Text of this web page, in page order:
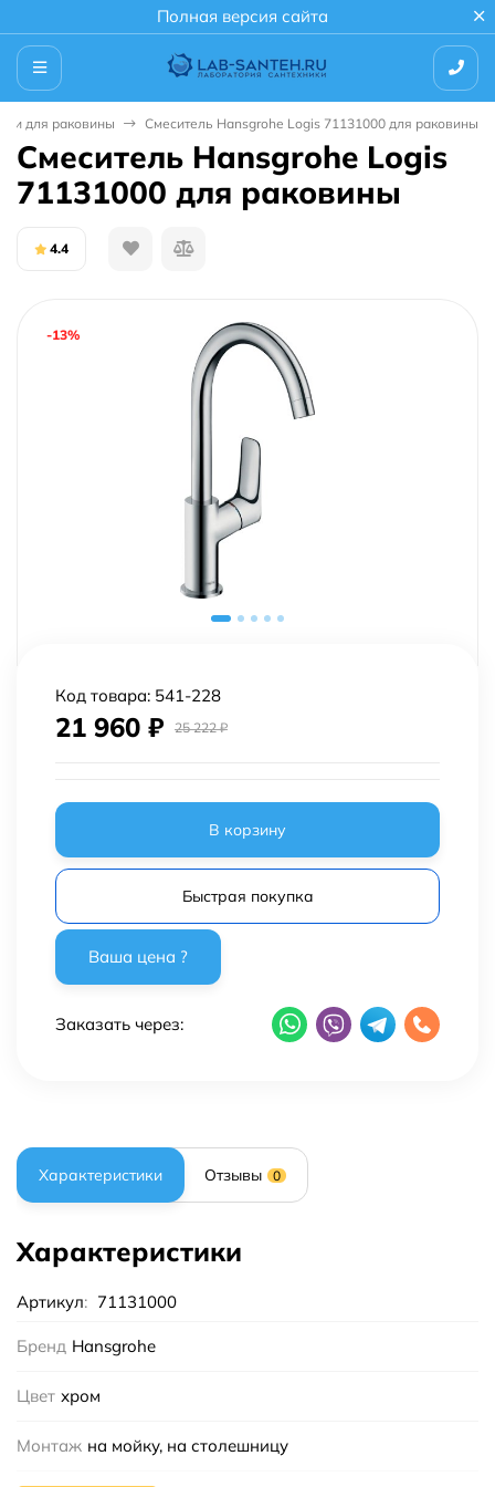
Полная версия сайта
для раковины Смеситель Hansgrohe Logis 71131000 для раковины
Смеситель Hansgrohe Logis
71131000 для раковины
4.4
-13%
Код товара: 541-228
21 960 ₽ 25 222₽
В корзину
Быстрая покупка
Заказать через:
Характеристики Отзывы 0
Характеристики
Артикул: 71131000
Бренд Hansgrohe
Цвет хром
Монтаж на мойку, на столешницу